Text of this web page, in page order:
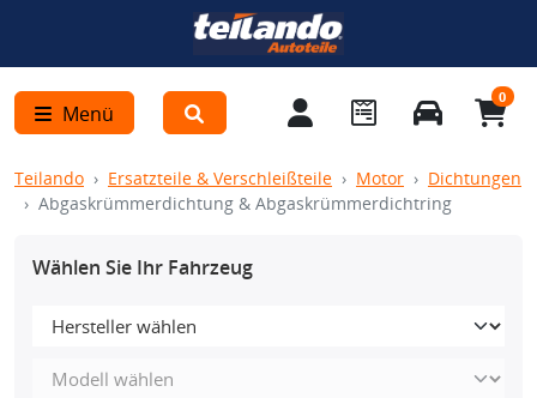
Menü
0
Teilando Ersatzteile & Verschleißteile Motor
Dichtungen
Abgaskrümmerdichtung & Abgaskrümmerdichtring
Wählen Sie Ihr Fahrzeug